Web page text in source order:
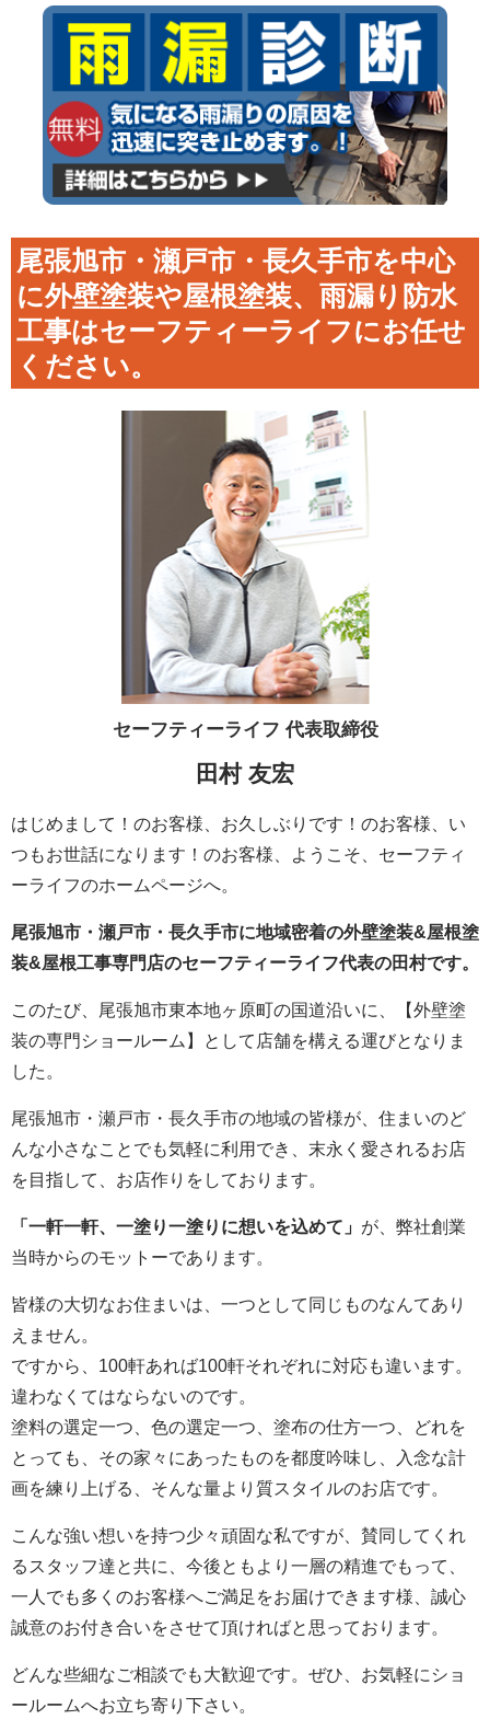
尾張旭市・瀬戸市・長久手市を中心
に外壁塗装や屋根塗装、雨漏り防水
工事はセーフティーライフにお任せ
ください。
セーフティーライフ 代表取締役
田村 友宏
はじめまして！のお客様、お久しぶりです！のお客様、い
つもお世話になります！のお客様、ようこそ、セーフティ
ーライフのホームページへ。
尾張旭市・瀬戸市・長久手市に地域密着の外壁塗装&屋根塗
装&屋根工事専門店のセーフティーライフ代表の田村です。
このたび、尾張旭市東本地ヶ原町の国道沿いに、【外壁塗
装の専門ショールーム】として店舗を構える運びとなりま
した。
尾張旭市・瀬戸市・長久手市の地域の皆様が、住まいのど
んな小さなことでも気軽に利用でき、末永く愛されるお店
を目指して、お店作りをしております。
「一軒一軒、一塗り一塗りに想いを込めて」 が、弊社創業
当時からのモットーであります。
皆様の大切なお住まいは、一つとして同じものなんてあり
えません。
ですから、100軒あれば100軒それぞれに対応も違います。
違わなくてはならないのです。
塗料の選定一つ、色の選定一つ、塗布の仕方一つ、どれを
とっても、その家々にあったものを都度吟味し、入念な計
画を練り上げる、そんな量より質スタイルのお店です。
こんな強い想いを持つ少々頑固な私ですが、賛同してくれ
るスタッフ達と共に、今後ともより一層の精進でもって、
一人でも多くのお客様へご満足をお届けできます様、誠心
誠意のお付き合いをさせて頂ければと思っております。
どんな些細なご相談でも大歓迎です。ぜひ、お気軽にショ
ールームへお立ち寄り下さい。